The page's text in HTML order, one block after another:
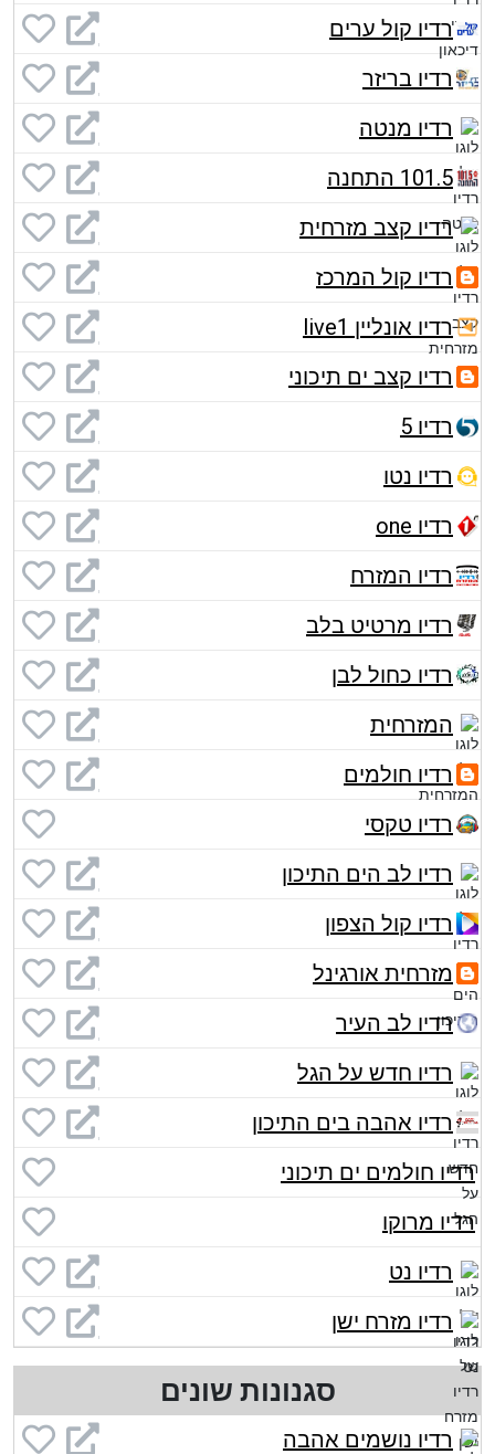
רדיו קול ערים
רדיו בריזר
רדיו מנטה
101.5 התחנה
רדיו קצב מזרחית
רדיו קול המרכז
רדיו אונליין live1
רדיו קצב ים תיכוני
רדיו 5
רדיו נטו
רדיו one
רדיו המזרח
רדיו מרטיט בלב
רדיו כחול לבן
המזרחית
רדיו חולמים
רדיו טקסי
רדיו לב הים התיכון
רדיו קול הצפון
מזרחית אורגינל
רדיו לב העיר
רדיו חדש על הגל
רדיו אהבה בים התיכון
רדיו חולמים ים תיכוני
רדיו מרוקו
רדיו נט
רדיו מזרח ישן
סגנונות שונים
רדיו נושמים אהבה